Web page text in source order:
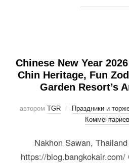
Chinese New Year
Chin Heritage, Fun
Garden Resort’s
автором TGR Праздники и
Nakhon Sawan,
https://